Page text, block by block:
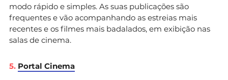
modo rápido e simples. As suas publicações são
frequentes e vão acompanhando as estreias mais
recentes e os filmes mais badalados, em exibição nas
salas de cinema.
5. Portal Cinema